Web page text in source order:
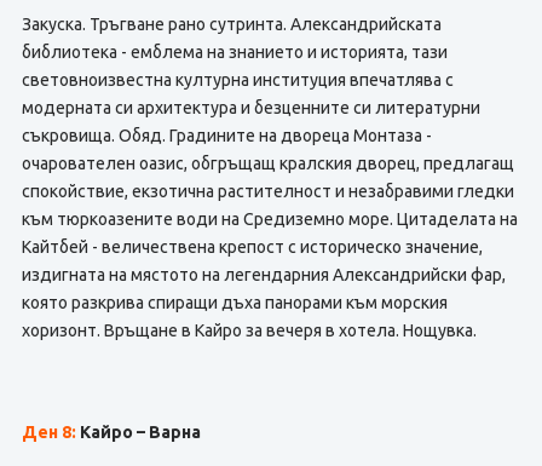
Закуска. Тръгване рано сутринта. Александрийската
библиотека - емблема на знанието и историята, тази
световноизвестна културна институция впечатлява с
модерната си архитектура и безценните си литературни
съкровища. Обяд. Градините на двореца Монтаза -
очарователен оазис, обгръщащ кралския дворец, предлагащ
спокойствие, екзотична растителност и незабравими гледки
към тюркоазените води на Средиземно море. Цитаделата на
Кайтбей - величествена крепост с историческо значение,
издигната на мястото на легендарния Александрийски фар,
която разкрива спиращи дъха панорами към морския
хоризонт. Връщане в Кайро за вечеря в хотела. Нощувка.
Ден 8: Кайро – Варна